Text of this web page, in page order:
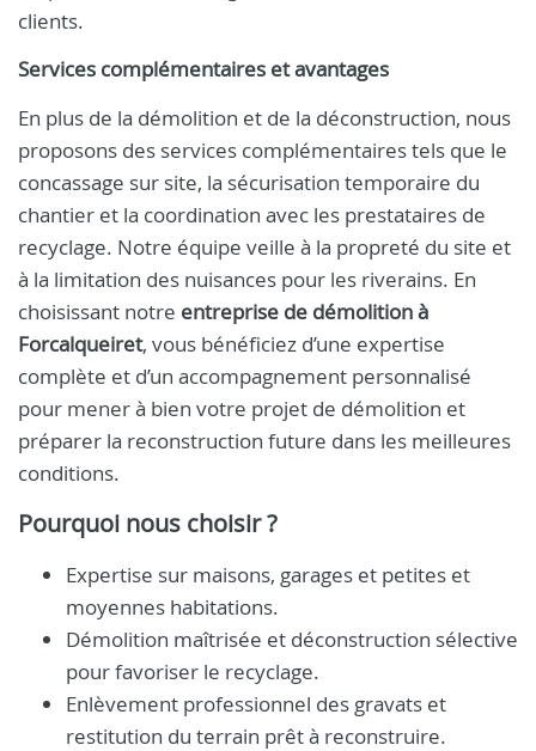
clients.
Services complémentaires et avantages
En plus de la démolition et de la déconstruction, nous
proposons des services complémentaires tels que le
concassage sur site, la sécurisation temporaire du
chantier et la coordination avec les prestataires de
recyclage. Notre équipe veille à la propreté du site et
à la limitation des nuisances pour les riverains. En
choisissant notre entreprise de démolition à
Forcalqueiret, vous bénéficiez d’une expertise
complète et d’un accompagnement personnalisé
pour mener à bien votre projet de démolition et
préparer la reconstruction future dans les meilleures
conditions.
Pourquoi nous choisir ?
Expertise sur maisons, garages et petites et
moyennes habitations.
Démolition maîtrisée et déconstruction sélective
pour favoriser le recyclage.
Enlèvement professionnel des gravats et
restitution du terrain prêt à reconstruire.